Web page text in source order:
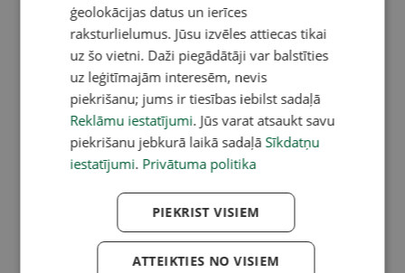
ģeolokācijas datus un ierīces
raksturlielumus. Jūsu izvēles attiecas tikai
uz šo vietni. Daži piegādātāji var balstīties
uz leģitīmajām interesēm, nevis
piekrišanu; jums ir tiesības iebilst sadaļā
Reklāmu iestatījumi. Jūs varat atsaukt savu
piekrišanu jebkurā laikā sadaļā Sīkdatņu
iestatījumi. Privātuma politika
PIEKRIST VISIEM
ATTEIKTIES NO VISIEM